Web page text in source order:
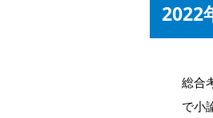
2022
総合
で小